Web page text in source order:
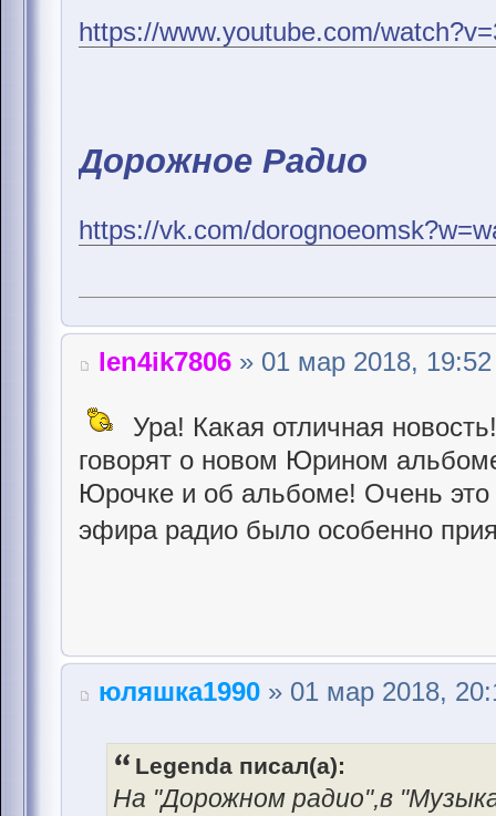
https://www.youtube.com/
Дорожное Радио
https://vk.com/
len4ik7806 » 01 мар 2018, 19:52
Ура! Какая отличная
говорят о новом Юрином
Юрочке и об альбоме! Очень
эфира радио было особенно
юляшка1990 » 01 мар 2018,
Legenda писал(а):
На "Дорожном радио",в